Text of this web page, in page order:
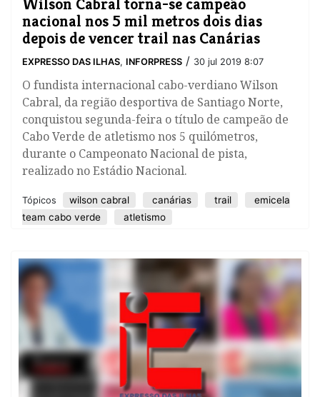
nacional nos 5 mil metros dois dias
depois de vencer trail nas Canárias
EXPRESSO DAS ILHAS, INFORPRESS / 30 jul 2019 8:07
​O fundista internacional cabo-verdiano Wilson
Cabral, da região desportiva de Santiago Norte,
conquistou segunda-feira o título de campeão de
Cabo Verde de atletismo nos 5 quilómetros,
durante o Campeonato Nacional de pista,
realizado no Estádio Nacional.
Tópicos wilson cabral canárias trail
emicela
team cabo verde
atletismo